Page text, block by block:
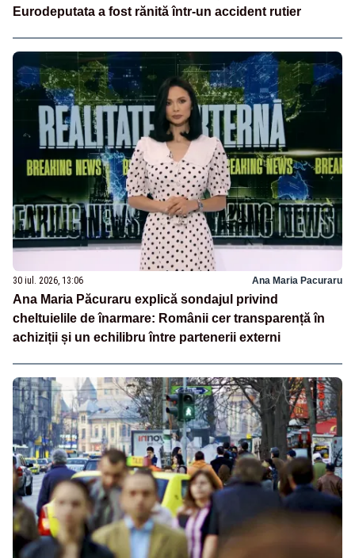
Eurodeputata a fost rănită într-un accident rutier
30 iul. 2026, 13:06 Ana Maria Pacuraru
Ana Maria Păcuraru explică sondajul privind
cheltuielile de înarmare: Românii cer transparență în
achiziții și un echilibru între partenerii externi